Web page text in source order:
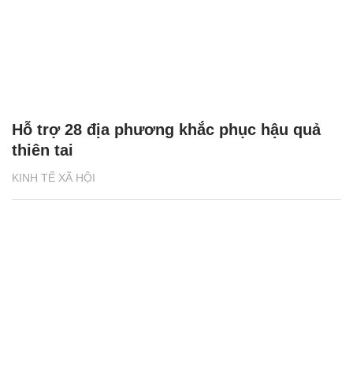
KINH TẾ XÃ HỘI
Hỗ trợ 28 địa phương khắc phục hậu quả
thiên tai